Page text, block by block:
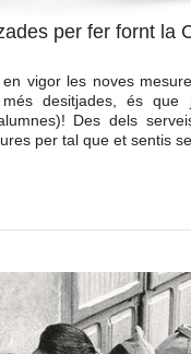
per fer fornt la
vigor les noves
més desitjades, és
Des dels
per tal que et sentis